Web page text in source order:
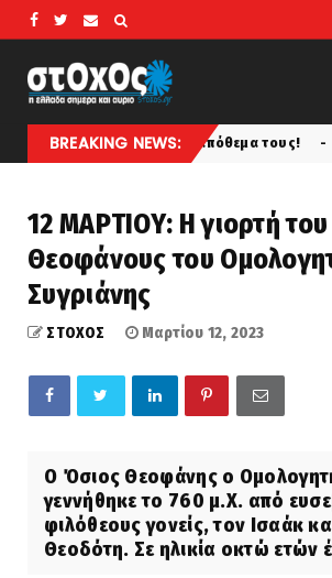
BREAKING NEWS:
από το απόθεμα τους! latest
12 ΜΑΡΤΙΟΥ: Η γιορτή
Θεοφάνους του
Συγριάνης
ΣΤΟΧΟΣ Μαρτίου 12, 2023
Ο Όσιος Θεοφάνης ο
γεννήθηκε το 760 μ.Χ. από
φιλόθεους γονείς, τον Ισαάκ
Θεοδότη. Σε ηλικία οκτώ ετών